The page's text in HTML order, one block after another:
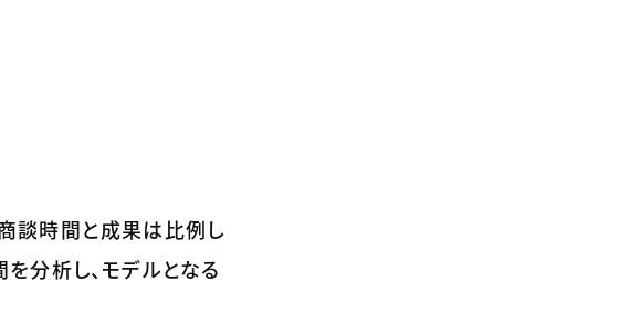
談時間と成果は比例し
分析し、モデルとなる